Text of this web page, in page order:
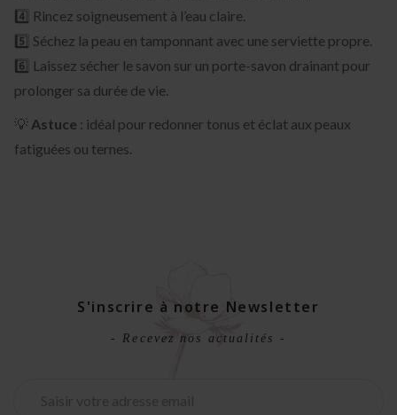
4️⃣ Rincez soigneusement à l’eau claire.
5️⃣ Séchez la peau en tamponnant avec une serviette propre.
6️⃣ Laissez sécher le savon sur un porte-savon drainant pour
prolonger sa durée de vie.
💡 Astuce : idéal pour redonner tonus et éclat aux peaux
fatiguées ou ternes.
S'inscrire à notre Newsletter
- Recevez nos actualités -